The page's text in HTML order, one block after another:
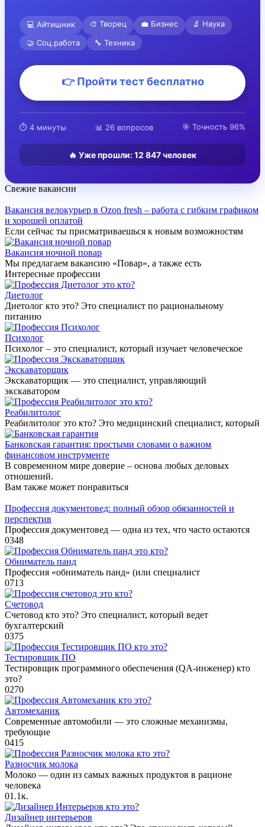
💻 Айтишник 🎨 Творец 💼 Бизнес
🔬 Наука
🤝 Соц.работа
🔧 Техника
👉 Пройти тест бесплатно
⏱️ 4 минуты 📊 26 вопросов 🎯 Точность 96%
🔥 Уже прошли:12 847человек
Свежие вакансии
Вакансия велокурьер в Ozon fresh – работа с гибким графиком
и хорошей оплатой
Если сейчас ты присматриваешься к новым возможностям
Вакансия ночной повар
Мы предлагаем вакансию «Повар», а также есть
Интересные профессии
Диетолог
Диетолог кто это? Это специалист по рациональному
питанию
Психолог
Психолог – это специалист, который изучает человеческое
Экскаваторщик
Экскаваторщик — это специалист, управляющий
экскаватором
Реабилитолог
Реабилитолог это кто? Это медицинский специалист, который
Банковская гарантия: простыми словами о важном
финансовом инструменте
В современном мире доверие – основа любых деловых
отношений.
Вам также может понравиться
Профессия документовед: полный обзор обязанностей и
перспектив
Профессия документовед — одна из тех, что часто остаются
0348
Обниматель панд
Профессия «обниматель панд» (или специалист
0713
Счетовод
Счетовод кто это? Это специалист, который ведет
бухгалтерский
0375
Тестировщик ПО
Тестировщик программного обеспечения (QA-инженер) кто
это?
0270
Автомеханик
Современные автомобили — это сложные механизмы,
требующие
0415
Разносчик молока
Молоко — один из самых важных продуктов в рационе
человека
01.1к.
Дизайнер интерьеров